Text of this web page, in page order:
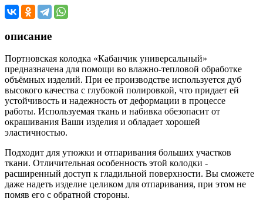
описание
Портновская колодка «Кабанчик универсальный»
предназначена для помощи во влажно-тепловой обработке
объёмных изделий. При ее производстве используется дуб
высокого качества с глубокой полировкой, что придает ей
устойчивость и надежность от деформации в процессе
работы. Используемая ткань и набивка обезопасит от
окрашивания Ваши изделия и обладает хорошей
эластичностью.
Подходит для утюжки и отпаривания больших участков
ткани. Отличительная особенность этой колодки -
расширенный доступ к гладильной поверхности. Вы сможете
даже надеть изделие целиком для отпаривания, при этом не
помяв его с обратной стороны.